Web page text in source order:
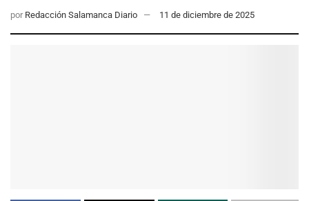
por Redacción Salamanca Diario 11 de diciembre de 2025